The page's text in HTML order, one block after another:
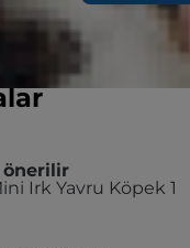
Barınak/Vet Bul
önerilir
Irk Yavru Köpek 1